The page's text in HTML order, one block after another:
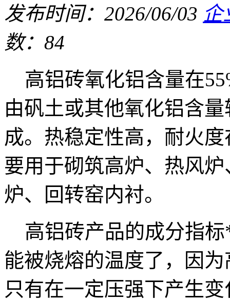
发布时间：2026/06/03 企
数：84
高铝砖氧化铝含量在
由矾土或其他氧化铝含
成。热稳定性高，耐火
要用于砌筑高炉、热风
炉、回转窑内衬。
高铝砖产品的成分指标
能被烧熔的温度了，因
只有在一定压强下产生